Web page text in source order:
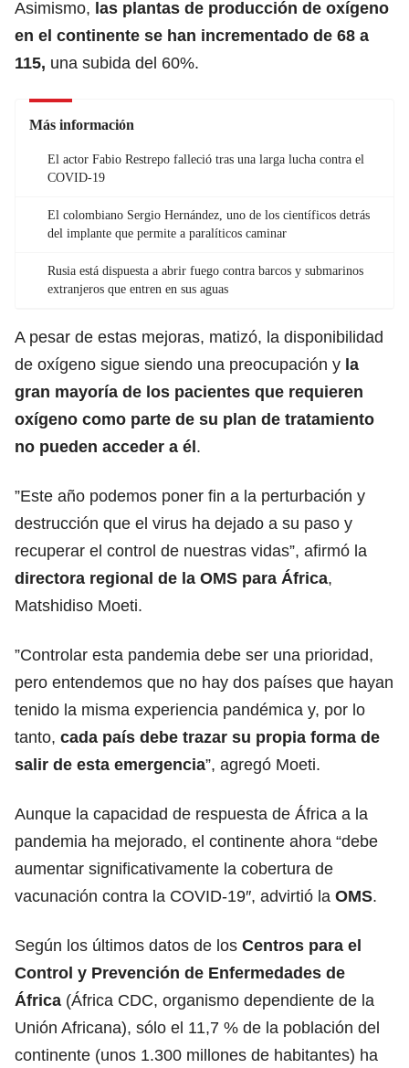
Asimismo, las plantas de producción de oxígeno
en el continente se han incrementado de 68 a
115, una subida del 60%.
Más información
El actor Fabio Restrepo falleció tras una larga lucha contra el
COVID-19
El colombiano Sergio Hernández, uno de los científicos detrás
del implante que permite a paralíticos caminar
Rusia está dispuesta a abrir fuego contra barcos y submarinos
extranjeros que entren en sus aguas
A pesar de estas mejoras, matizó, la disponibilidad
de oxígeno sigue siendo una preocupación y la
gran mayoría de los pacientes que requieren
oxígeno como parte de su plan de tratamiento
no pueden acceder a él.
”Este año podemos poner fin a la perturbación y
destrucción que el virus ha dejado a su paso y
recuperar el control de nuestras vidas”, afirmó la
directora regional de la OMS para África,
Matshidiso Moeti.
”Controlar esta pandemia debe ser una prioridad,
pero entendemos que no hay dos países que hayan
tenido la misma experiencia pandémica y, por lo
tanto, cada país debe trazar su propia forma de
salir de esta emergencia”, agregó Moeti.
Aunque la capacidad de respuesta de África a la
pandemia ha mejorado, el continente ahora “debe
aumentar significativamente la cobertura de
vacunación contra la COVID-19″, advirtió la OMS.
Según los últimos datos de los Centros para el
Control y Prevención de Enfermedades de
África (África CDC, organismo dependiente de la
Unión Africana), sólo el 11,7 % de la población del
continente (unos 1.300 millones de habitantes) ha